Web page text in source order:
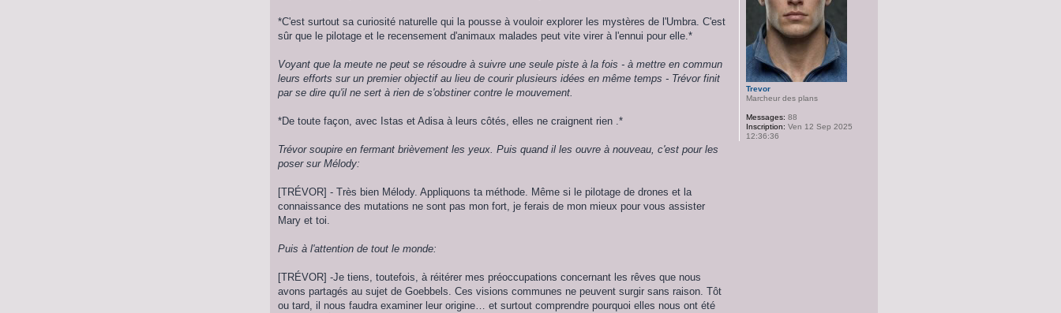
*C'est surtout sa curiosité naturelle qui la pousse à vouloir explorer les mystères de l'Umbra. C'est
sûr que le pilotage et le recensement d'animaux malades peut vite virer à l'ennui pour elle.*
Voyant que la meute ne peut se résoudre à suivre une seule piste à la fois - à mettre en commun
leurs efforts sur un premier objectif au lieu de courir plusieurs idées en même temps - Trévor finit
par se dire qu'il ne sert à rien de s'obstiner contre le mouvement.
*De toute façon, avec Istas et Adisa à leurs côtés, elles ne craignent rien .*
Trévor soupire en fermant brièvement les yeux. Puis quand il les ouvre à nouveau, c'est pour les
poser sur Mélody:
[TRÉVOR] - Très bien Mélody. Appliquons ta méthode. Même si le pilotage de drones et la
connaissance des mutations ne sont pas mon fort, je ferais de mon mieux pour vous assister
Mary et toi.
Puis à l'attention de tout le monde:
[TRÉVOR] -Je tiens, toutefois, à réitérer mes préoccupations concernant les rêves que nous
avons partagés au sujet de Goebbels. Ces visions communes ne peuvent surgir sans raison. Tôt
ou tard, il nous faudra examiner leur origine… et surtout comprendre pourquoi elles nous ont été
Trevor
Marcheur des plans
Messages: 88
Inscription: Ven 12 Sep 2025
12:36:36